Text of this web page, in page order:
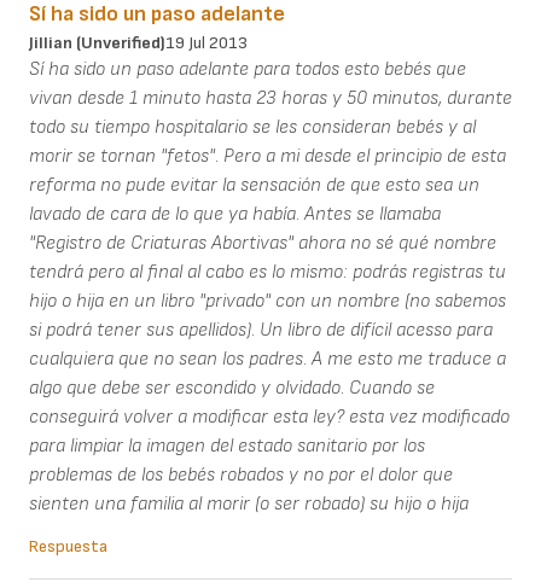
Sí ha sido un paso adelante
Jillian (unverified)19 Jul 2013
Sí ha sido un paso adelante para todos esto bebés que
vivan desde 1 minuto hasta 23 horas y 50 minutos, durante
todo su tiempo hospitalario se les consideran bebés y al
morir se tornan "fetos". Pero a mi desde el principio de esta
reforma no pude evitar la sensación de que esto sea un
lavado de cara de lo que ya había. Antes se llamaba
"Registro de Criaturas Abortivas" ahora no sé qué nombre
tendrá pero al final al cabo es lo mismo: podrás registras tu
hijo o hija en un libro "privado" con un nombre (no sabemos
si podrá tener sus apellidos). Un libro de difícil acesso para
cualquiera que no sean los padres. A me esto me traduce a
algo que debe ser escondido y olvidado. Cuando se
conseguirá volver a modificar esta ley? esta vez modificado
para limpiar la imagen del estado sanitario por los
problemas de los bebés robados y no por el dolor que
sienten una familia al morir (o ser robado) su hijo o hija
Respuesta